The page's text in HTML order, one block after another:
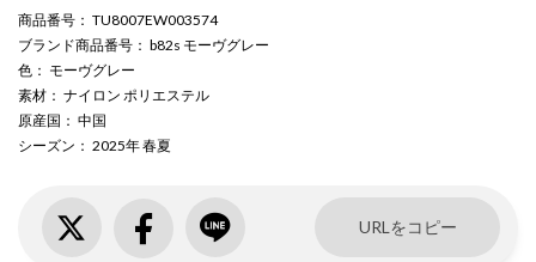
商品番号 ： TU8007EW003574
ブランド商品番号 ： b82s モーヴグレー
色 ： モーヴグレー
素材 ： ナイロン ポリエステル
原産国 ： 中国
シーズン ： 2025年 春夏
URLをコピー